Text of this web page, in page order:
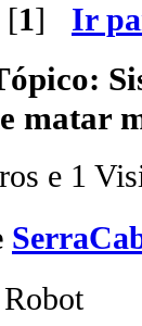
[1] Ir
matar
e 1